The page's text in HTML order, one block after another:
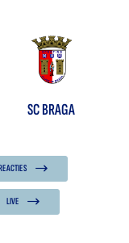
SC BRAGA
LIVE